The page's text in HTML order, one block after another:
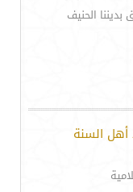
الحنيف
السنة